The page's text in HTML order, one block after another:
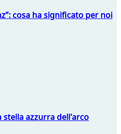
cosa ha significato per noi
stella azzurra dell'arco